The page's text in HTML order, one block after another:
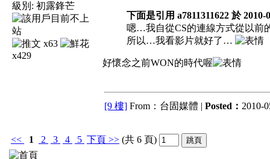
級別: 初露鋒芒
x63
x429
下面是引用 a7811311622 於
嗯…我自從CS的連線方式從以前
所以…我看影片就好了…
好懷念之前WON的時代喔
[9 樓] From：台固媒體 | Posted： 2010-
<< 1 2 3 4 5 下頁 >> (共 6 頁)